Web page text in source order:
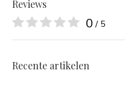
Reviews
0 / 5
Recente artikelen